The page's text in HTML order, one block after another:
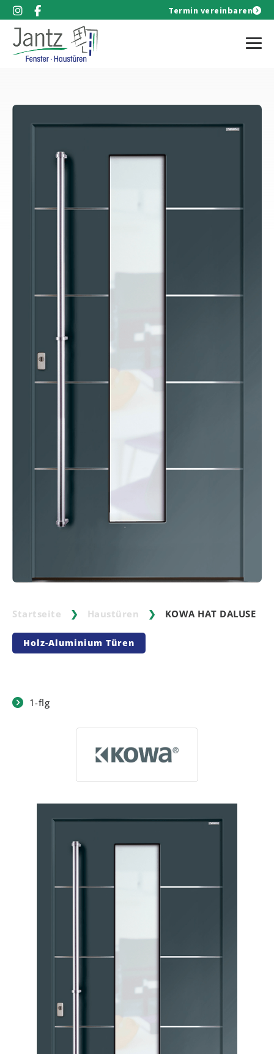
Termin vereinbaren
Startseite ❯ Haustüren ❯ KOWA HAT DALUSE
Holz-Aluminium Türen
1-flg